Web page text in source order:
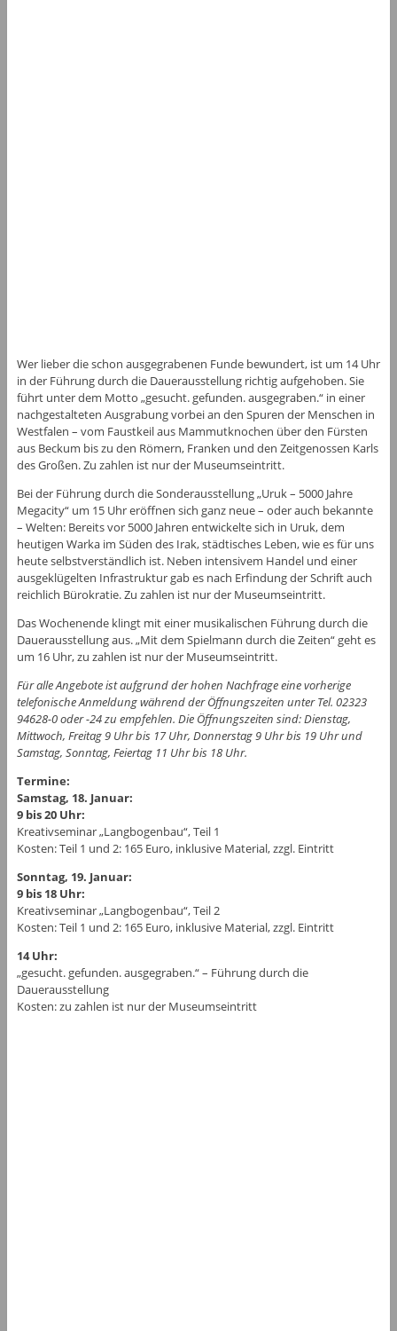
Wer lieber die schon ausgegrabenen Funde bewundert, ist um 14 Uhr
in der Führung durch die Dauerausstellung richtig aufgehoben. Sie
führt unter dem Motto „gesucht. gefunden. ausgegraben.“ in einer
nachgestalteten Ausgrabung vorbei an den Spuren der Menschen in
Westfalen – vom Faustkeil aus Mammutknochen über den Fürsten
aus Beckum bis zu den Römern, Franken und den Zeitgenossen Karls
des Großen. Zu zahlen ist nur der Museumseintritt.
Bei der Führung durch die Sonderausstellung „Uruk – 5000 Jahre
Megacity“ um 15 Uhr eröffnen sich ganz neue – oder auch bekannte
– Welten: Bereits vor 5000 Jahren entwickelte sich in Uruk, dem
heutigen Warka im Süden des Irak, städtisches Leben, wie es für uns
heute selbstverständlich ist. Neben intensivem Handel und einer
ausgeklügelten Infrastruktur gab es nach Erfindung der Schrift auch
reichlich Bürokratie. Zu zahlen ist nur der Museumseintritt.
Das Wochenende klingt mit einer musikalischen Führung durch die
Dauerausstellung aus. „Mit dem Spielmann durch die Zeiten“ geht es
um 16 Uhr, zu zahlen ist nur der Museumseintritt.
Für alle Angebote ist aufgrund der hohen Nachfrage eine vorherige
telefonische Anmeldung während der Öffnungszeiten unter Tel. 02323
94628-0 oder -24 zu empfehlen. Die Öffnungszeiten sind: Dienstag,
Mittwoch, Freitag 9 Uhr bis 17 Uhr, Donnerstag 9 Uhr bis 19 Uhr und
Samstag, Sonntag, Feiertag 11 Uhr bis 18 Uhr.
Termine:
Samstag, 18. Januar:
9 bis 20 Uhr:
Kreativseminar „Langbogenbau“, Teil 1
Kosten: Teil 1 und 2: 165 Euro, inklusive Material, zzgl. Eintritt
Sonntag, 19. Januar:
9 bis 18 Uhr:
Kreativseminar „Langbogenbau“, Teil 2
Kosten: Teil 1 und 2: 165 Euro, inklusive Material, zzgl. Eintritt
14 Uhr:
„gesucht. gefunden. ausgegraben.“ – Führung durch die
Dauerausstellung
Kosten: zu zahlen ist nur der Museumseintritt